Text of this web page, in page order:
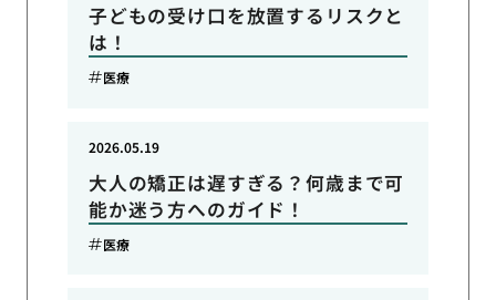
子どもの受け口を放置するリスクと
は！
医療
大人の矯正は遅すぎる？何歳まで可
能か迷う方へのガイド！
2026.05.19
医療